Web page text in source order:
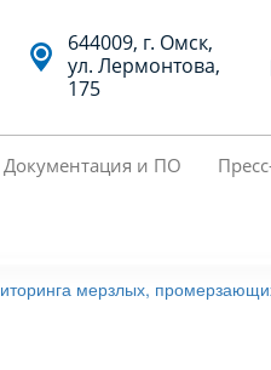
644009, г. Омск,
ул. Лермонтова,
175
Документация и ПО
мерзлых,